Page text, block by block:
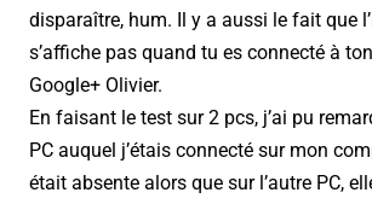
disparaître, hum. Il y a aussi le fait que
s’affiche pas quand tu es connecté à
Google+ Olivier.
En faisant le test sur 2 pcs, j’ai pu
PC auquel j’étais connecté sur mon
était absente alors que sur l’autre PC,